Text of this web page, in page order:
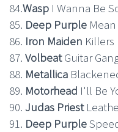
84.Wasp I Wanna Be
85. Deep Purple
86. Iron Maiden Killers
87. VolbeatGuitar
88. Metallica
89. Motorhead I'll Be
90. Judas Priest
91. Deep Purple